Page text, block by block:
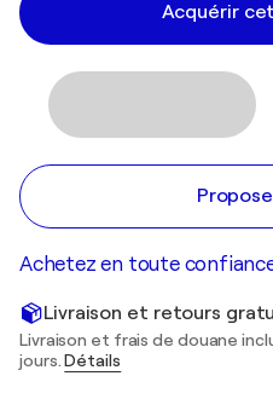
Acquérir
Achetez en toute
Livraison et retours
Livraison et frais de douane
jours.Détails